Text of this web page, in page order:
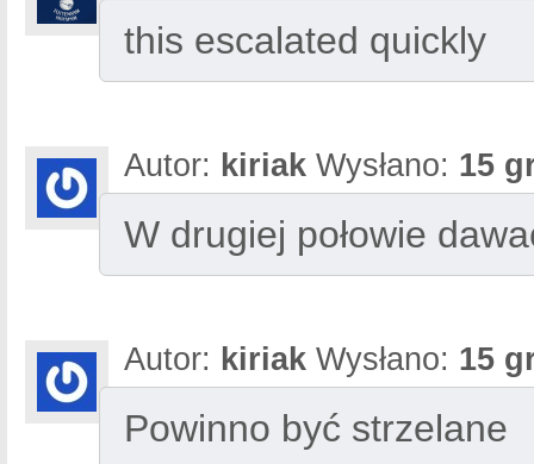
this escalated quickly
Autor: kiriak Wysłano: 15
W drugiej połowie
Autor: kiriak Wysłano: 15
Powinno być strzelane